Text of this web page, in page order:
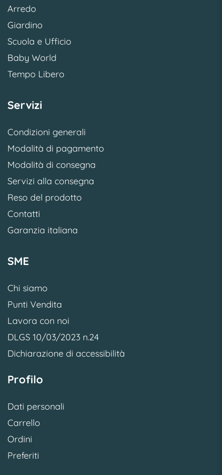
Arredo
Giardino
Scuola e Ufficio
Baby World
Tempo Libero
Servizi
Condizioni generali
Modalità di pagamento
Modalità di consegna
Servizi alla consegna
Reso del prodotto
Contatti
Garanzia italiana
SME
Chi siamo
Punti Vendita
Lavora con noi
DLGS 10/03/2023 n.24
Dichiarazione di accessibilità
Profilo
Dati personali
Carrello
Ordini
Preferiti